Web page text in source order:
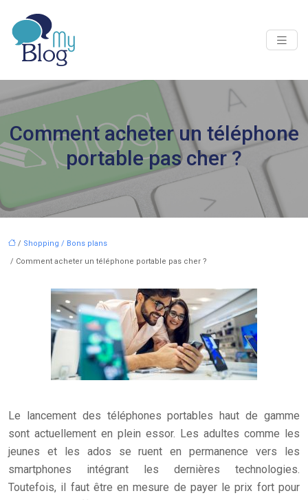
Comment acheter un téléphone
portable pas cher ?
/ Shopping / Bons plans
/ Comment acheter un téléphone portable pas cher ?
Le lancement des téléphones portables haut de gamme
sont actuellement en plein essor. Les adultes comme les
jeunes et les ados se ruent en permanence vers les
smartphones intégrant les dernières technologies.
Toutefois, il faut être en mesure de payer le prix fort pour